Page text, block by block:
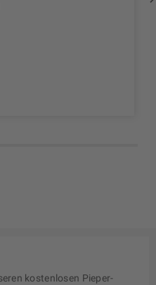
kostenlosen Pieper-